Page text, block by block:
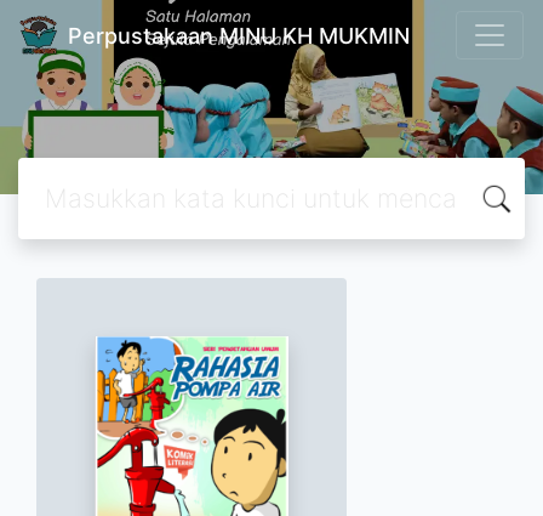
Perpustakaan MINU KH MUKMIN